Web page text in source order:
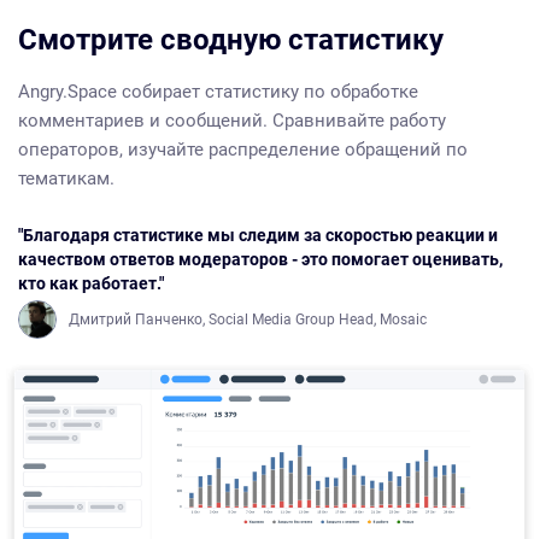
Смотрите сводную статистику
Angry.Space собирает статистику по обработке
комментариев и сообщений. Сравнивайте работу
операторов, изучайте распределение обращений по
тематикам.
"Благодаря статистике мы следим за скоростью реакции и
качеством ответов модераторов - это помогает оценивать,
кто как работает."
Дмитрий Панченко, Social Media Group Head, Mosaic